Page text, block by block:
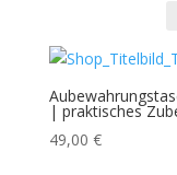
| praktisches
49,00 €